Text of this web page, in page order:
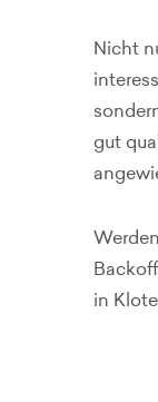
Nicht
gut
in